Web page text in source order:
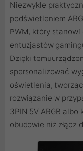
Niezwykle
podświetleniem
PWM, który stanowi
entuzjastów
Dzięki
spersonalizować
oświetlenia,
rozwiązanie w
3PIN 5V ARGB
obudowie niż złącz